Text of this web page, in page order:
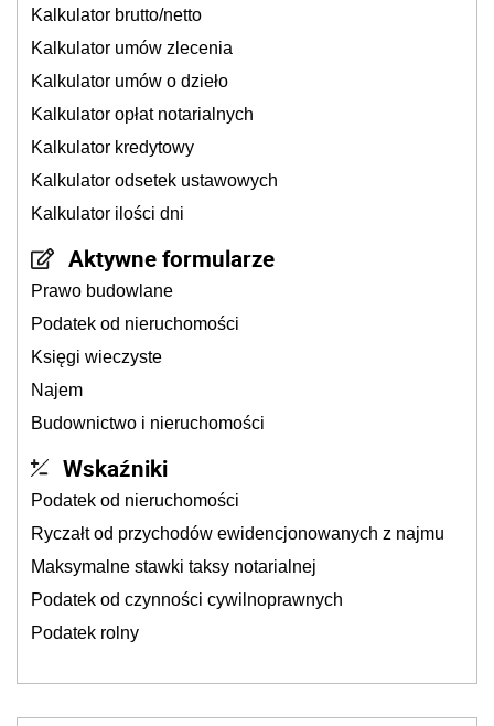
Kalkulator brutto/netto
Kalkulator umów zlecenia
Kalkulator umów o dzieło
Kalkulator opłat notarialnych
Kalkulator kredytowy
Kalkulator odsetek ustawowych
Kalkulator ilości dni
Aktywne formularze
Prawo budowlane
Podatek od nieruchomości
Księgi wieczyste
Najem
Budownictwo i nieruchomości
Wskaźniki
Podatek od nieruchomości
Ryczałt od przychodów ewidencjonowanych z najmu
Maksymalne stawki taksy notarialnej
Podatek od czynności cywilnoprawnych
Podatek rolny